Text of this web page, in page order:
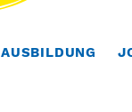
AUSBILDUNG